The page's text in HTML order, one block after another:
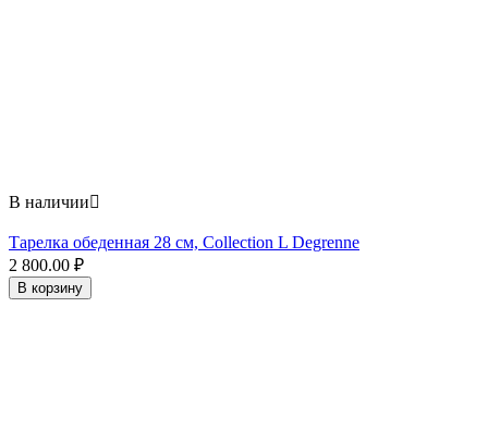
В наличии
Тарелка обеденная 28 см, Collection L Degrenne
2 800.00 ₽
В корзину